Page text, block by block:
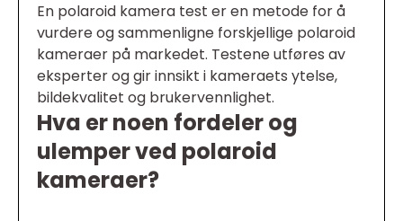
En polaroid kamera test er en metode for å
vurdere og sammenligne forskjellige polaroid
kameraer på markedet. Testene utføres av
eksperter og gir innsikt i kameraets ytelse,
bildekvalitet og brukervennlighet.
Hva er noen fordeler og
ulemper ved polaroid
kameraer?